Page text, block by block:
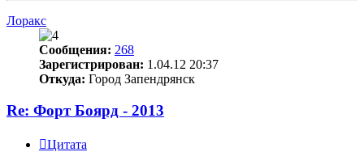
Лоракс
Сообщения: 268
Зарегистрирован: 1.04.12 20:37
Откуда: Город Запендрянск
Re: Форт Боярд - 2013
Цитата